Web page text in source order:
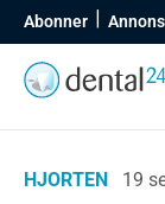
Abonner
HJORTEN 19